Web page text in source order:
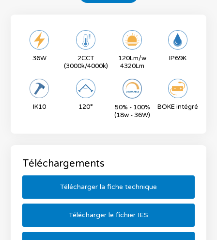
36W
2CCT
(3000k/4000k)
120Lm/w
4320Lm
IP69K
IK10 120°
50% - 100%
(18w - 36W)
BOKE intégré
Téléchargements
Télécharger la fiche technique
Télécharger le fichier IES